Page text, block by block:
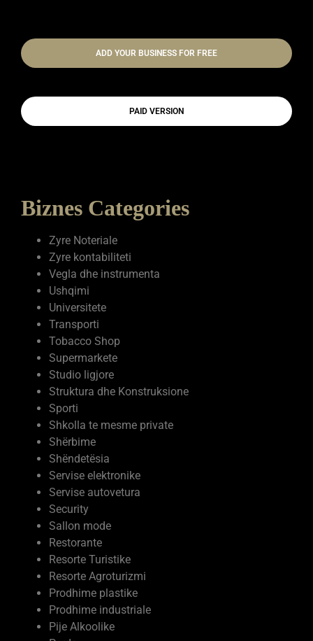
ADD YOUR BUSINESS FOR FREE
PAID VERSION
Biznes Categories
Zyre Noteriale
Zyre kontabiliteti
Vegla dhe instrumenta
Ushqimi
Universitete
Transporti
Tobacco Shop
Supermarkete
Studio ligjore
Struktura dhe Konstruksione
Sporti
Shkolla te mesme private
Shërbime
Shëndetësia
Servise elektronike
Servise autovetura
Security
Sallon mode
Restorante
Resorte Turistike
Resorte Agroturizmi
Prodhime plastike
Prodhime industriale
Pije Alkoolike